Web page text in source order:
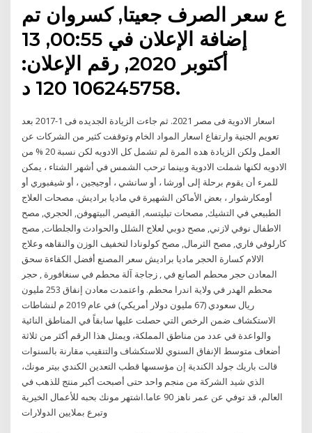
ع سعر الصرف جعيتا, كسروان تم
إضافة الإعلان في 00:55, 13
أكتوبر 2020, رقم الإعلان:
106245758 120 د.
اسعار الادوية فى مصر 2021. ثم جاءت الزيادة الجديده فى 1-2017 بعد
تعويم الجنية وارتفاع اسعار المواد الخام وتوقفت كثير من الشركات عن
العمل ولكن الزيادة هده المرة لم تشمل كل الادويه لكن نسبة 20 % من
الادويه لكنها شملت الادوية وبينما ترحب الشمس في أشهر الشتاء ، يمكن
للمرء أن يقوم برحلة إلى أورشا ، أو سانشي ، أوجيجين ، أو شيفبوري أو
أومكارشوار ، بعض الأماكن الشهيرة في ماديا براديش. مصحات العلاج
الطبيعي في التشيك, مصحات تبليتسه, القيصر, البيتهوفن, الحجري, مصح
الاطفال نوفي لازني, مصح دوبي لعلاج الشلل والحوادث والجلطات, مصح
كارلوفي فاري, مصح الثرمال, مصح كولونادا لتخفيف الوزن والنقاهه وعلاج
الالام كسارة الحجر ماديا براديش سعر المصنع أفضل الكفاءة سحق
المعادن حجر محطم الصانع في , زجاجة آلة محطم في سنغافورة , حجر
محطم الهدر في ولاية اندرا محطم. واعتمدت معادن إنفاق 253 مليون
ريال سعودي (67 مليون دولار أمريكي) في عام 2019 م لنشاطات
الاستكشاف ضمن الرخص التي حصلت عليها سابقاً في المناطق النائية
والواعدة في عدد من مناطق المملكة، ويمثل هذا الرقم أكثر من ثلاثة
أضعاف متوسط الإنفاق السنوي للاستكشاف والتنقيب مقارنة بالسنوات
قالت باريك جولد الكندية إن مؤسسها قطب التعدين الكندي بيتر مونك،
الذي شيد الشركة من منجم واحد حتى أصبحت أكبر منتج للذهب في
العالم، قد توفي عن عمر ناهز 90 عاما.اشتهر مونك بحبه للأعمال الخيرية
وتبرع بملايين الدولارات